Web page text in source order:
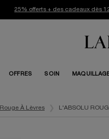
25% offerts + des cadeaux dès
OFFRES SOIN
Rouge À Lèvres L'ABSOLU